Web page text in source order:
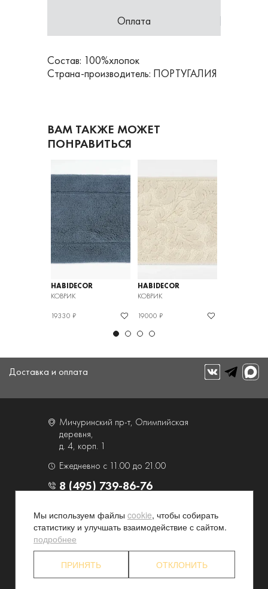
Оплата
Состав: 100%хлопок
Страна-производитель: ПОРТУГАЛИЯ
ВАМ ТАКЖЕ МОЖЕТ
ПОНРАВИТЬСЯ
HABIDECOR
КОВРИК
19330 ₽
HABIDECOR
КОВРИК
19000 ₽
Доставка и оплата
Мичуринский пр-т, Олимпийская
деревня,
д. 4, корп. 1
Ежедневно с 11.00 до 21.00
8 (495) 739-86-76
О компании
Услуги
Контакты и схема проезда
Наши преимущества
Партнерские программы
Конфиденциальность
Акционерам
Мы используем файлы cookie, чтобы собирать
статистику и улучшать взаимодействие с сайтом.
подробнее
ПРИНЯТЬ ОТКЛОНИТЬ